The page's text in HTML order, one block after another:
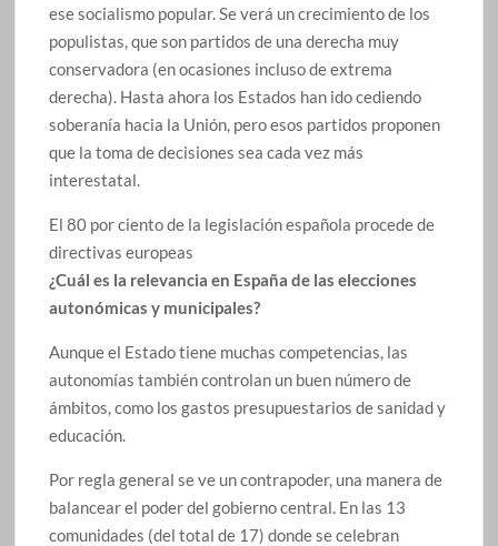
ese socialismo popular. Se verá un crecimiento de los
populistas, que son partidos de una derecha muy
conservadora (en ocasiones incluso de extrema
derecha). Hasta ahora los Estados han ido cediendo
soberanía hacia la Unión, pero esos partidos proponen
que la toma de decisiones sea cada vez más
interestatal.
El 80 por ciento de la legislación española procede de
directivas europeas
¿Cuál es la relevancia en España de las elecciones
autonómicas y municipales?
Aunque el Estado tiene muchas competencias, las
autonomías también controlan un buen número de
ámbitos, como los gastos presupuestarios de sanidad y
educación.
Por regla general se ve un contrapoder, una manera de
balancear el poder del gobierno central. En las 13
comunidades (del total de 17) donde se celebran